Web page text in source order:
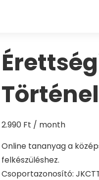
2.990 Ft / month
Online tananyag a
felkészüléshez.
Csoportazonosító: